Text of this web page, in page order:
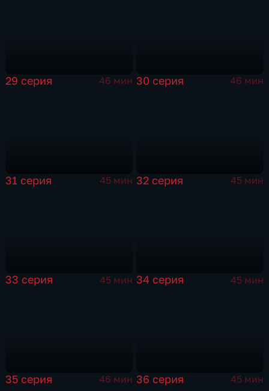
29 серия 46 мин 30 серия 46 мин
31 серия 45 мин 32 серия 45 мин
33 серия 45 мин 34 серия 45 мин
35 серия 46 мин 36 серия 45 мин